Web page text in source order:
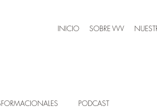
INICIO SOBRE VVV
PODCAST